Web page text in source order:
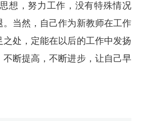
想，努力工作，没有特殊情况
。当然，自己作为新教师在工作
之处，定能在以后的工作中发扬
不断提高，不断进步，让自己早